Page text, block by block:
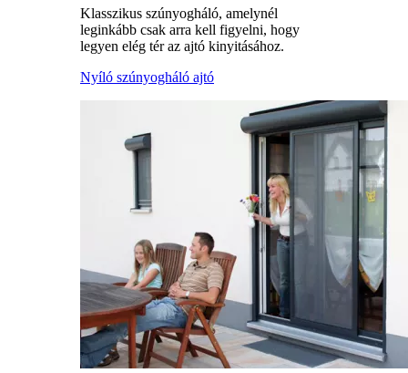
Klasszikus szúnyogháló, amelynél
leginkább csak arra kell figyelni, hogy
legyen elég tér az ajtó kinyitásához.
Nyíló szúnyogháló ajtó